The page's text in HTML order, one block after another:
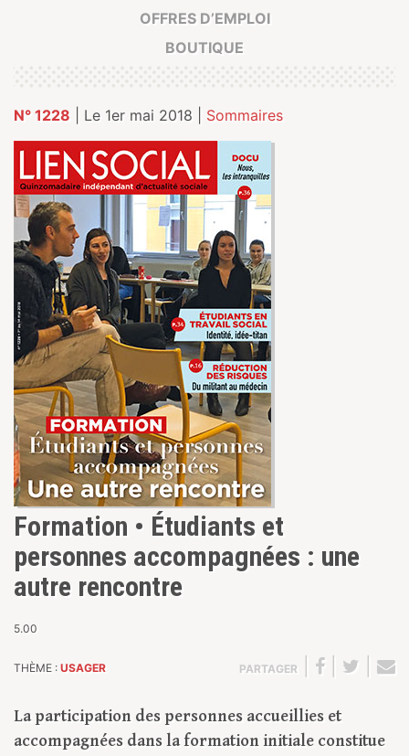
OFFRES D’EMPLOI
BOUTIQUE
N° 1228 | Le 1er mai 2018 | Sommaires
Formation • Étudiants et
personnes accompagnées : une
autre rencontre
5.00
THÈME : USAGER PARTAGER
La participation des personnes accueillies et
accompagnées dans la formation initiale constitue